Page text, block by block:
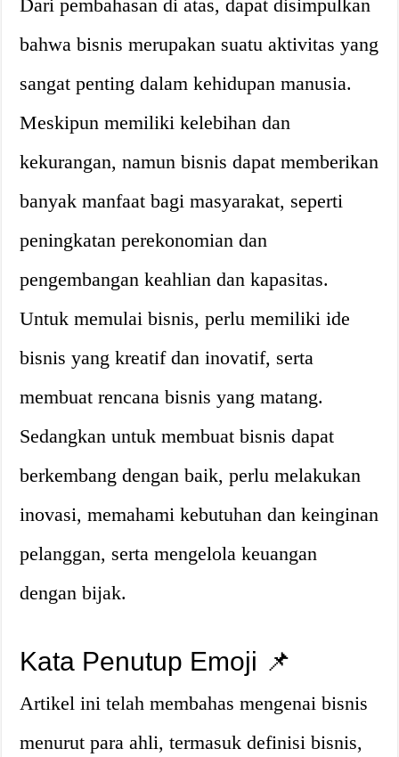
Dari pembahasan di atas, dapat disimpulkan
bahwa bisnis merupakan suatu aktivitas yang
sangat penting dalam kehidupan manusia.
Meskipun memiliki kelebihan dan
kekurangan, namun bisnis dapat memberikan
banyak manfaat bagi masyarakat, seperti
peningkatan perekonomian dan
pengembangan keahlian dan kapasitas.
Untuk memulai bisnis, perlu memiliki ide
bisnis yang kreatif dan inovatif, serta
membuat rencana bisnis yang matang.
Sedangkan untuk membuat bisnis dapat
berkembang dengan baik, perlu melakukan
inovasi, memahami kebutuhan dan keinginan
pelanggan, serta mengelola keuangan
dengan bijak.
Kata Penutup Emoji 📌
Artikel ini telah membahas mengenai bisnis
menurut para ahli, termasuk definisi bisnis,